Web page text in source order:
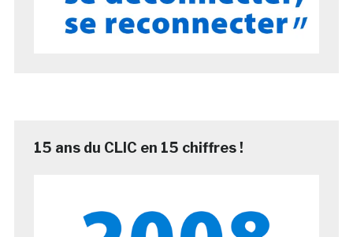
15 ans du CLIC en 15 chiffres !